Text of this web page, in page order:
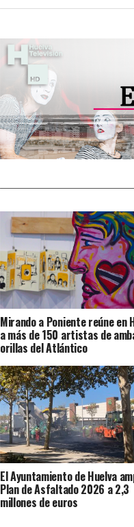
Mirando a Poniente reúne en
a más de 150 artistas de
orillas del Atlántico
El Ayuntamiento de Huelva
Plan de Asfaltado 2026 a 2,3
millones de euros